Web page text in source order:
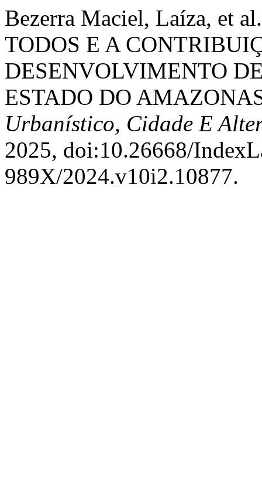
Bezerra Maciel, Laíza, et
TODOS E A
DESENVOLVIMENTO
ESTADO DO
Urbanístico, Cidade E
2025, doi:10.26668/
989X/2024.v10i2.10877.